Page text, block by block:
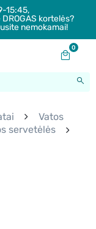
15:45,
kortelės?
nemokamai!
0
Vatos
servetėlės